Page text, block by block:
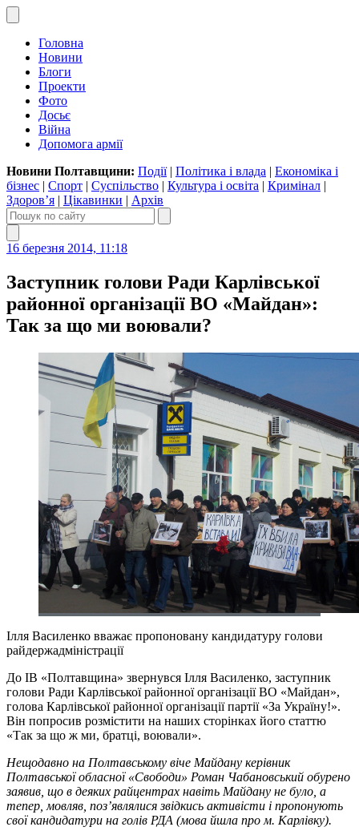
Головна
Новини
Блоги
Проекти
Фото
Досьє
Війна
Допомога армії
Новини Полтавщини: Події| Політика і влада | Економіка і
бізнес | Спорт | Суспільство | Культура і освіта | Кримінал |
Здоров’я | Цікавинки | Архів
16 березня 2014, 11:18
Заступник голови Ради Карлівської
районної організації ВО «Майдан»:
Так за що ми воювали?
Ілля Василенко вважає пропоновану кандидатуру голови
райдержадміністрації
До ІВ «Полтавщина» звернувся Ілля Василенко, заступник
голови Ради Карлівської районної організації ВО «Майдан»,
голова Карлівської районної організації партії «За Україну!».
Він попросив розмістити на наших сторінках його статтю
«Так за що ж ми, братці, воювали».
Нещодавно на Полтавському віче Майдану керівник
Полтавської обласної «Свободи» Роман Чабановський обурено
заявив, що в деяких райцентрах навіть Майдану не було, а
тепер, мовляв, поз’являлися звідкись активісти і пропонують
свої кандидатури на голів РДА (мова йшла про м. Карлівку).